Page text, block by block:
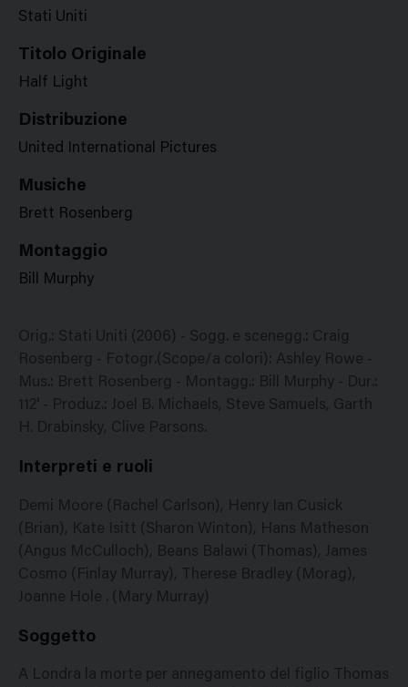
Stati Uniti
Titolo Originale
Half Light
Distribuzione
United International Pictures
Musiche
Brett Rosenberg
Montaggio
Bill Murphy
Orig.: Stati Uniti (2006) - Sogg. e scenegg.: Craig
Rosenberg - Fotogr.(Scope/a colori): Ashley Rowe -
Mus.: Brett Rosenberg - Montagg.: Bill Murphy - Dur.:
112' - Produz.: Joel B. Michaels, Steve Samuels, Garth
H. Drabinsky, Clive Parsons.
Interpreti e ruoli
Demi Moore (Rachel Carlson), Henry Ian Cusick
(Brian), Kate Isitt (Sharon Winton), Hans Matheson
(Angus McCulloch), Beans Balawi (Thomas), James
Cosmo (Finlay Murray), Therese Bradley (Morag),
Joanne Hole . (Mary Murray)
Soggetto
A Londra la morte per annegamento del figlio Thomas